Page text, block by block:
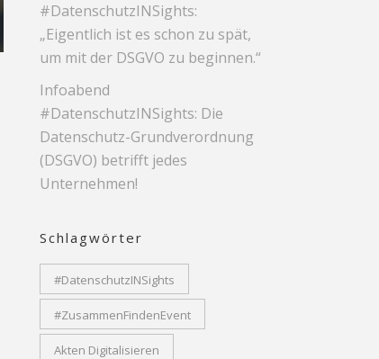
#DatenschutzINSights:
„Eigentlich ist es schon zu spät,
um mit der DSGVO zu beginnen.“
Infoabend
#DatenschutzINSights: Die
Datenschutz-Grundverordnung
(DSGVO) betrifft jedes
Unternehmen!
Schlagwörter
#DatenschutzINSights
#ZusammenFindenEvent
Akten Digitalisieren